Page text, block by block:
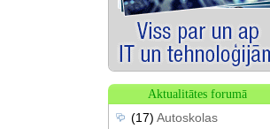
Aktualitātes forumā
(17) Autoskolas